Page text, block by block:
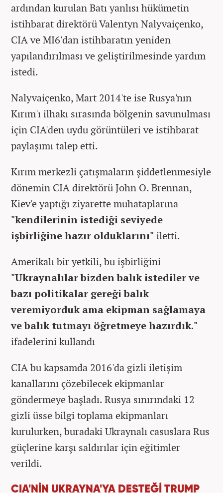
ardından kurulan Batı yanlısı hükümetin
istihbarat direktörü Valentyn Nalyvaiçenko,
CIA ve MI6'dan istihbaratın yeniden
yapılandırılması ve geliştirilmesinde yardım
istedi.
Nalyvaiçenko, Mart 2014'te ise Rusya'nın
Kırım'ı ilhakı sırasında bölgenin savunulması
için CIA'den uydu görüntüleri ve istihbarat
paylaşımı talep etti.
Kırım merkezli çatışmaların şiddetlenmesiyle
dönemin CIA direktörü John O. Brennan,
Kiev'e yaptığı ziyarette muhataplarına
"kendilerinin istediği seviyede
işbirliğine hazır olduklarını" iletti.
Amerikalı bir yetkili, bu işbirliğini
"Ukraynalılar bizden balık istediler ve
bazı politikalar gereği balık
veremiyorduk ama ekipman sağlamaya
ve balık tutmayı öğretmeye hazırdık."
ifadelerini kullandı
CIA bu kapsamda 2016'da gizli iletişim
kanallarını çözebilecek ekipmanlar
göndermeye başladı. Rusya sınırındaki 12
gizli üsse bilgi toplama ekipmanları
kurulurken, buradaki Ukraynalı casuslara Rus
güçlerine karşı saldırılar için eğitimler
verildi.
CIA'NİN UKRAYNA'YA DESTEĞİ TRUMP